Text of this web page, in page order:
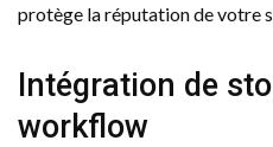
protège la réputation de votre
Intégration de
workflow